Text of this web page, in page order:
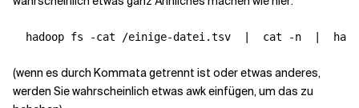
  hadoop fs -cat /einige-datei.tsv
  cat -n
(wenn es durch Kommata getrennt ist oder etwas anderes,
werden Sie wahrscheinlich etwas awk einfügen, um das zu